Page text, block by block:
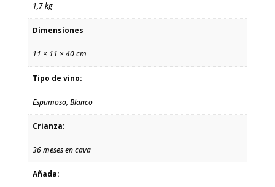
471,00€.452,16€.
1,7 kg
Dimensiones
11 × 11 × 40 cm
Tipo de vino:
Espumoso, Blanco
Crianza:
36 meses en cava
Añada: